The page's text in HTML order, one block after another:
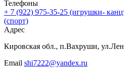
Телефоны
+ 7 (922) 975-35-25 (игрушки-
(спорт)
Адрес
Кировская обл., п.Вахруши,
Email shi7222@yandex.ru